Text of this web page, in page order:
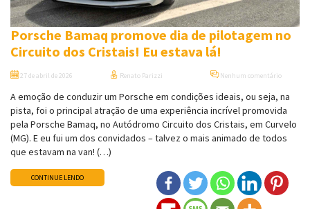
Porsche Bamaq promove dia de pilotagem no
Circuito dos Cristais! Eu estava lá!
27 de abril de 2026 Renato Parizzi Nenhum comentário
A emoção de conduzir um Porsche em condições ideais, ou seja, na
pista, foi o principal atração de uma experiência incrível promovida
pela Porsche Bamaq, no Autódromo Circuito dos Cristais, em Curvelo
(MG). E eu fui um dos convidados – talvez o mais animado de todos
que estavam na van! (…)
CONTINUE LENDO